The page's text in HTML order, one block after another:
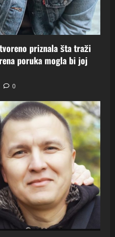
priznala šta traži
poruka mogla bi joj
0